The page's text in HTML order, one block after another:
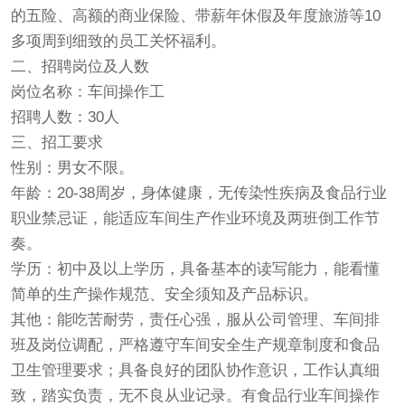
的五险、高额的商业保险、带薪年休假及年度旅游等10
多项周到细致的员工关怀福利。
二、招聘岗位及人数
岗位名称：车间操作工
招聘人数：30人
三、招工要求
性别：男女不限。
年龄：20-38周岁，身体健康，无传染性疾病及食品行业
职业禁忌证，能适应车间生产作业环境及两班倒工作节
奏。
学历：初中及以上学历，具备基本的读写能力，能看懂
简单的生产操作规范、安全须知及产品标识。
其他：能吃苦耐劳，责任心强，服从公司管理、车间排
班及岗位调配，严格遵守车间安全生产规章制度和食品
卫生管理要求；具备良好的团队协作意识，工作认真细
致，踏实负责，无不良从业记录。有食品行业车间操作